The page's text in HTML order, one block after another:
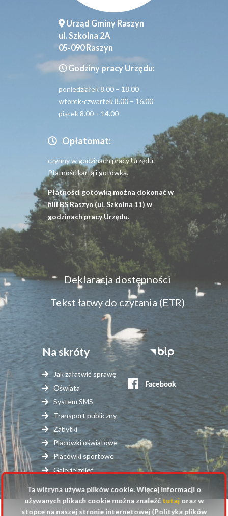
Urząd Gminy Raszyn
ul. Szkolna 2A
05-090 Raszyn
Godziny pracy Urzędu:
poniedziałek 8.00 – 18.00
wtorek-czwartek 8.00 – 16.00
piątek 8.00 – 14.00
Opłatomat:
czynny w godzinach pracy Urzędu.
Płatność kartą i gotówką.
Płatności gotówką można dokonać w
filii BS Raszyn (ul. Szkolna 11) w
godzinach pracy Urzędu.
Menu
dostępność
Deklaracja dostępności
Tekst łatwy do czytania (ETR)
Na skróty
Jak załatwić sprawę
Oświata
System SMS
Transport publiczny
Zabytki
Placówki oświatowe
Placówki sportowe
Galerie zdjęć
Stopka
serwisy
zewnętrzne
Ta witryna używa plików cookie. Więcej informacji o
używanych plikach cookie można znaleźć tutajoraz w
stopce na naszej stronie internetowej (Polityka plików